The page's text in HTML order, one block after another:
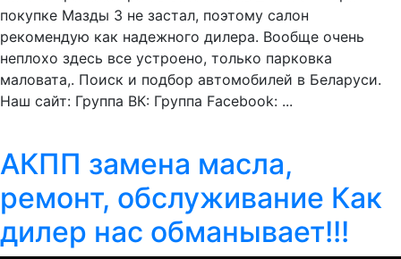
покупке Мазды 3 не застал, поэтому салон
рекомендую как надежного дилера. Вообще очень
неплохо здесь все устроено, только парковка
маловата,. Поиск и подбор автомобилей в Беларуси.
Наш сайт: Группа ВК: Группа Facebook: ...
АКПП замена масла,
ремонт, обслуживание Как
дилер нас обманывает!!!